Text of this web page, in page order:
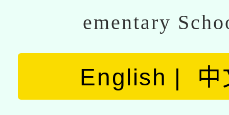
ementary
English 中